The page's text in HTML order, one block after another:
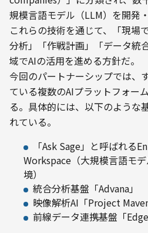
規模言語モデル（LLM）を開発
これらの技術を通じて、「現場
分析」「作戦計画」「データ統
域でAIの活用を進める方針だ。
今回のパートナーシップでは、
ている複数のAIプラットフォー
る。具体的には、以下のような
れている。
「Ask Sage」と呼ばれる
Workspace（大規模言語モ
境）
統合分析基盤「Advana」
映像解析AI「Project
前線データ連携基盤「Edge